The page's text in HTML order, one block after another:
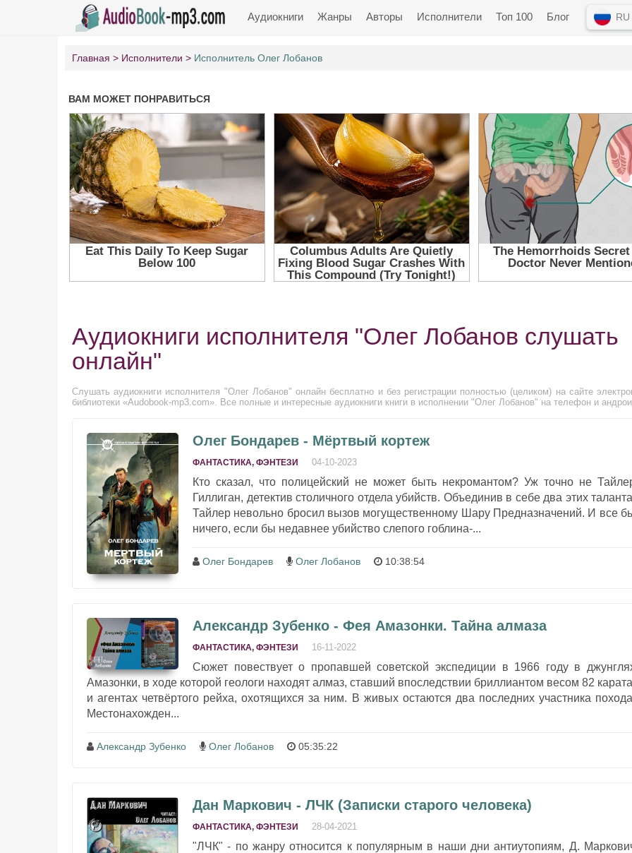
Аудиокниги Жанры Авторы Исполнители Топ 100 Блог RU
Главная Исполнители Исполнитель Олег Лобанов
Аудиокниги исполнителя "Олег Лобанов слушать
онлайн"
Слушать аудиокниги исполнителя "Олег Лобанов" онлайн бесплатно и без регистрации полностью (целиком) на сайте
библиотеки «Audobook-mp3.com». Все полные и интересные аудиокниги книги в исполнении "Олег Лобанов" на телефон и
Олег Бондарев - Мёртвый кортеж
ФАНТАСТИКА, ФЭНТЕЗИ 04-10-2023
Кто сказал, что полицейский не может быть некромантом? Уж точно не
Гиллиган, детектив столичного отдела убийств. Объединив в себе два этих
Тайлер невольно бросил вызов могущественному Шару Предназначений. И все
ничего, если бы недавнее убийство слепого гоблина-...
Олег Бондарев Олег Лобанов 10:38:54
Александр Зубенко - Фея Амазонки. Тайна алмаза
ФАНТАСТИКА, ФЭНТЕЗИ 16-11-2022
Сюжет повествует о пропавшей советской экспедиции в 1966 году в
Амазонки, в ходе которой геологи находят алмаз, ставший впоследствии бриллиантом весом 82
и агентах четвёртого рейха, охотящихся за ним. В живых остаются два последних участника
Местонахожден...
Александр Зубенко Олег Лобанов 05:35:22
Дан Маркович - ЛЧК (Записки старого человека)
ФАНТАСТИКА, ФЭНТЕЗИ 28-04-2021
"ЛЧК" - по жанру относится к популярным в наши дни антиутопиям, Д.